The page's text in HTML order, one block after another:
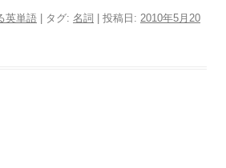
英単語 | タグ: 名詞 | 投稿日: 2010年5月20